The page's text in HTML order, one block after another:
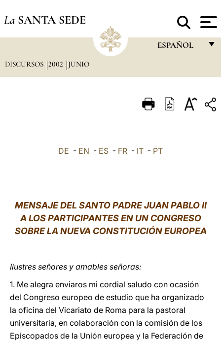
La SANTA SEDE
ESPAÑOL
ITALIANO
中文
LATINE
DISCURSOS 2002 JUNIO
DE - EN - ES - FR - IT - PT
MENSAJE DEL SANTO PADRE JUAN PABLO II
A LOS PARTICIPANTES EN UN CONGRESO
SOBRE LA NUEVA CONSTITUCIÓN EUROPEA
Ilustres señores y amables señoras:
1. Me alegra enviaros mi cordial saludo con ocasión
del Congreso europeo de estudio que ha organizado
la oficina del Vicariato de Roma para la pastoral
universitaria, en colaboración con la comisión de los
Episcopados de la Unión europea y la Federación de